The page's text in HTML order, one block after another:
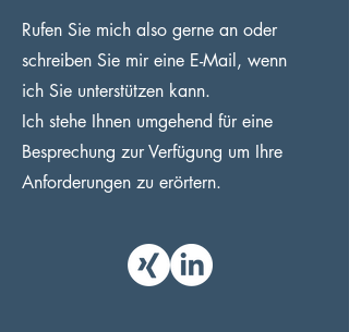
Rufen Sie mich also gerne an oder
schreiben Sie mir eine E-Mail, wenn
ich Sie unterstützen kann.
Ich stehe Ihnen umgehend für eine
Besprechung zur Verfügung um Ihre
Anforderungen zu erörtern.